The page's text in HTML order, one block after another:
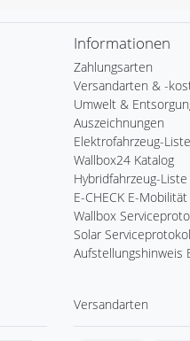
Informationen
Zahlungsarten
Versandarten & -
Umwelt &
Auszeichnungen
Elektrofahrzeug-Liste
Wallbox24 Katalog
Hybridfahrzeug-Liste
E-CHECK E-
Wallbox
Solar
Aufstellungshinweis
Versandarten